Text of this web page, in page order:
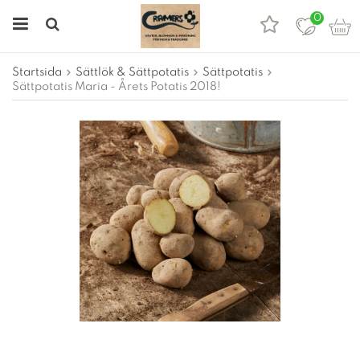
0
Startsida Sättlök & Sättpotatis
Sättpotatis
Sättpotatis Maria - Årets Potatis 2018!